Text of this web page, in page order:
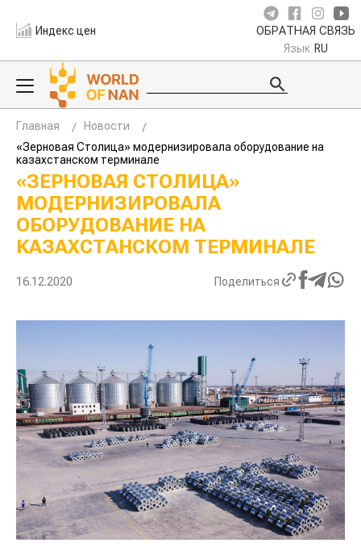
Индекс цен ОБРАТНАЯ СВЯЗЬ
Язык RU
Главная
Новости
«Зерновая Столица» модернизировала оборудование на
казахстанском терминале
«ЗЕРНОВАЯ СТОЛИЦА»
МОДЕРНИЗИРОВАЛА
ОБОРУДОВАНИЕ НА
КАЗАХСТАНСКОМ ТЕРМИНАЛЕ
16.12.2020 Поделиться